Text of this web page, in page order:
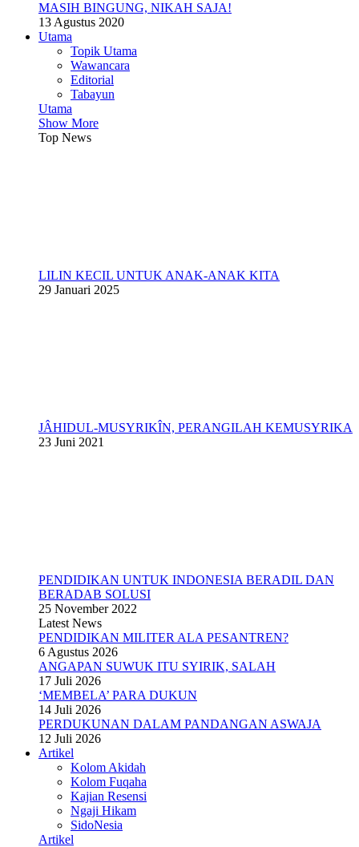
MASIH BINGUNG, NIKAH SAJA!
13 Agustus 2020
Utama
Topik Utama
Wawancara
Editorial
Tabayun
Utama
Show More
Top News
LILIN KECIL UNTUK ANAK-ANAK KITA
29 Januari 2025
JÂHIDUL-MUSYRIKÎN, PERANGILAH KEMUSYRIKA
23 Juni 2021
PENDIDIKAN UNTUK INDONESIA BERADIL DAN
BERADAB SOLUSI
25 November 2022
Latest News
PENDIDIKAN MILITER ALA PESANTREN?
6 Agustus 2026
ANGAPAN SUWUK ITU SYIRIK, SALAH
17 Juli 2026
‘MEMBELA’ PARA DUKUN
14 Juli 2026
PERDUKUNAN DALAM PANDANGAN ASWAJA
12 Juli 2026
Artikel
Kolom Akidah
Kolom Fuqaha
Kajian Resensi
Ngaji Hikam
SidoNesia
Artikel